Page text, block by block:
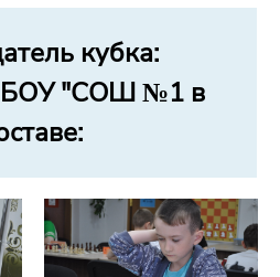
кубка:
"СОШ №1 в